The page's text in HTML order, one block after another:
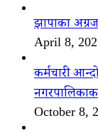
झापाका
April 8,
कर्मचारी
October 8,